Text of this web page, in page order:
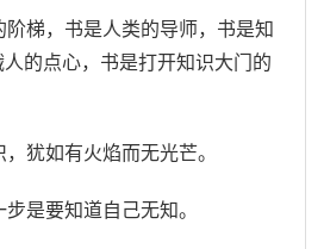
梯，书是人类的导师，书是知
的点心，书是打开知识大门的
犹如有火焰而无光芒。
是要知道自己无知。